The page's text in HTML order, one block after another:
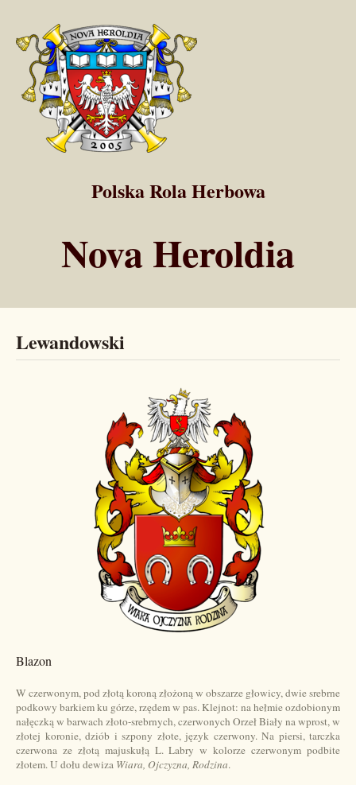
Polska Rola Herbowa
Nova Heroldia
Lewandowski
Blazon
W czerwonym, pod złotą koroną złożoną w obszarze głowicy, dwie srebrne
podkowy barkiem ku górze, rzędem w pas. Klejnot: na hełmie ozdobionym
nałęczką w barwach złoto-srebrnych, czerwonych Orzeł Biały na wprost, w
złotej koronie, dziób i szpony złote, język czerwony. Na piersi, tarczka
czerwona ze złotą majuskułą L. Labry w kolorze czerwonym podbite
złotem. U dołu dewiza Wiara, Ojczyzna, Rodzina.